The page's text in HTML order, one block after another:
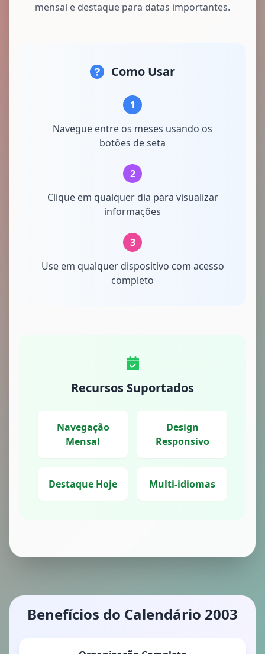
mensal e destaque para datas importantes.
Como Usar
1
Navegue entre os meses usando os
botões de seta
2
Clique em qualquer dia para visualizar
informações
3
Use em qualquer dispositivo com acesso
completo
Recursos Suportados
Navegação
Mensal
Design
Responsivo
Destaque Hoje Multi-idiomas
Benefícios do Calendário 2003